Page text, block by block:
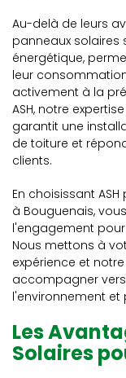
Au-delà de leurs
panneaux
énergétique,
leur
activement à la
ASH, notre
garantit une
de toiture et
clients.
En choisissant
à Bouguenais,
l'engagement
Nous mettons à
expérience et
accompagner
l'environnement
Les
Solaires